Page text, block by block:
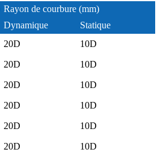
Rayon de courbure (mm)
Dynamique
Statique
20D
10D
20D
10D
20D
10D
20D
10D
20D
10D
20D
10D